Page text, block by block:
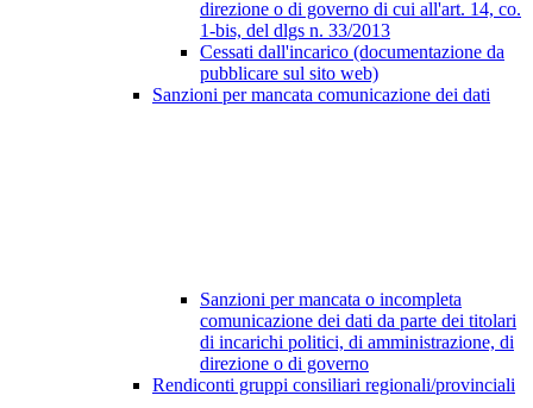
direzione o di governo di cui all'art. 14, co.
1-bis, del dlgs n. 33/2013
Cessati dall'incarico (documentazione da
pubblicare sul sito web)
Sanzioni per mancata comunicazione dei dati
Sanzioni per mancata o incompleta
comunicazione dei dati da parte dei titolari
di incarichi politici, di amministrazione, di
direzione o di governo
Rendiconti gruppi consiliari regionali/provinciali